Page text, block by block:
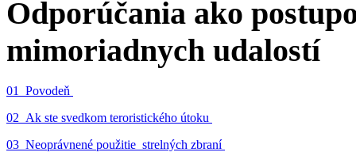
Odporúčania ako
mimoriadnych udalostí
01_Povodeň
02_Ak ste svedkom teroristického útoku
03_Neoprávnené použitie strelných zbraní